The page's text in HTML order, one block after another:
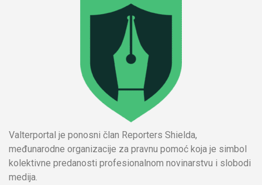
Valterportal je ponosni član Reporters Shielda,
međunarodne organizacije za pravnu pomoć koja je simbol
kolektivne predanosti profesionalnom novinarstvu i slobodi
medija.